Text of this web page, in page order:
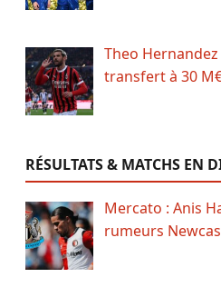
Theo
transfert à 30
RÉSULTATS & MATCHS EN
Mercato : Anis
rumeurs